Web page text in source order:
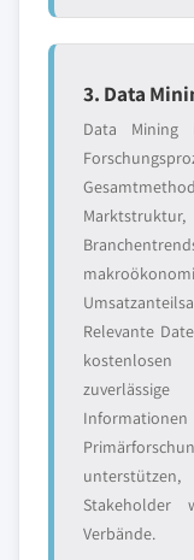
3. Data
Data Mining
Relevante
Stakeholder
Verbände.